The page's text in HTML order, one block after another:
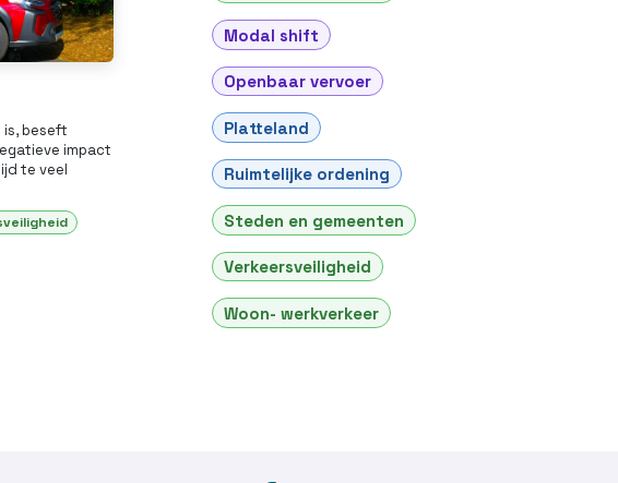
beseft
impact
te veel
Modal shift
Openbaar vervoer
Platteland
Ruimtelijke ordening
Steden en gemeenten
Verkeersveiligheid
Woon- werkverkeer